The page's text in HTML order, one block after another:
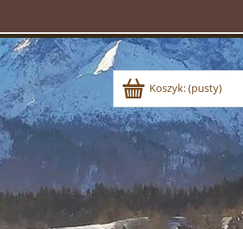
Koszyk:(pusty)